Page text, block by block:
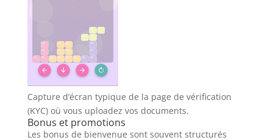
Capture d’écran typique de la page de vérification
(KYC) où vous uploadez vos documents.
Bonus et promotions
Les bonus de bienvenue sont souvent structurés